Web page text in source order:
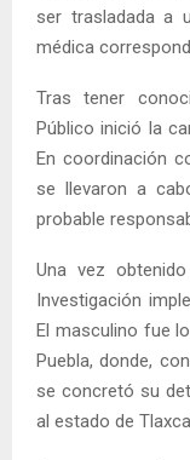
ser trasladada a
médica
Tras tener
Público inició la
En coordinación
se llevaron a
probable
Una vez
Investigación
El masculino fue
Puebla, donde,
se concretó su
al estado de